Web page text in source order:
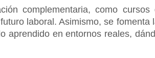
complementaria, como
laboral. Asimismo, se fomenta
aprendido en entornos reales,